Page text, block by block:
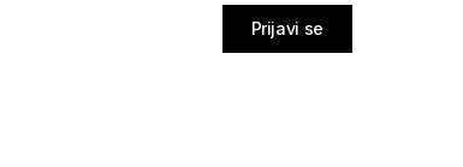
Prijavi se